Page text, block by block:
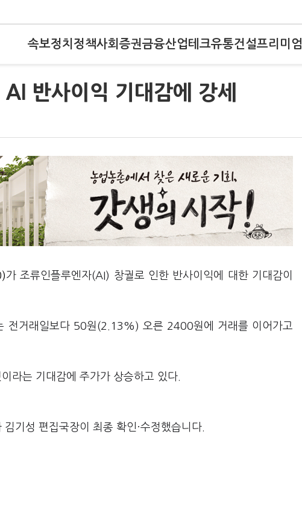
속보정치 정책사회 증권금융산업테크유통건설프리미엄
반사이익 기대감에 강세
가 조류인플루엔자(AI) 창궐로 인한 반사이익에 대한 기대감이
전거래일보다 50원(2.13%) 오른 2400원에 거래를 이어가고
라는 기대감에 주가가 상승하고 있다.
기성 편집국장이 최종 확인·수정했습니다.